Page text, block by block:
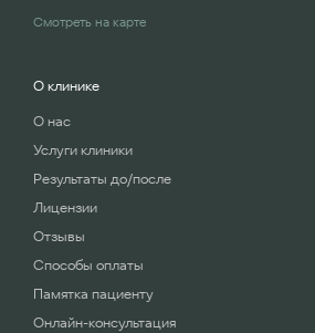
Смотреть на карте
О клинике
О нас
Услуги клиники
Результаты до/после
Лицензии
Отзывы
Способы оплаты
Памятка пациенту
Онлайн-консультация